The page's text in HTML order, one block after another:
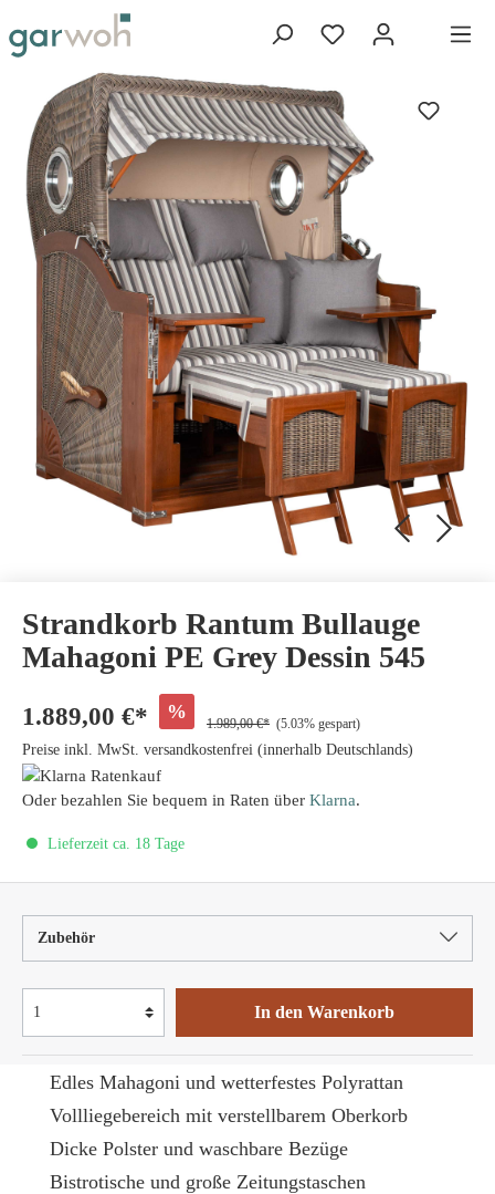
Strandkorb Rantum Bullauge
Mahagoni PE Grey Dessin 545
Edles Mahagoni und wetterfestes Polyrattan
Vollliegebereich mit verstellbarem Oberkorb
Dicke Polster und waschbare Bezüge
Bistrotische und große Zeitungstaschen
1.889,00 €* %
1.989,00 €* (5.03% gespart)
Preise inkl. MwSt. versandkostenfrei (innerhalb Deutschlands)
Oder bezahlen Sie bequem in Raten über Klarna.
Lieferzeit ca. 18 Tage
Zubehör
In den Warenkorb